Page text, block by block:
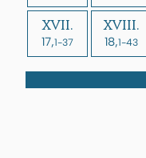
XVII.
17,1-37
XVIII.
18,1-43